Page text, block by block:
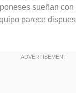
sueñan
parece